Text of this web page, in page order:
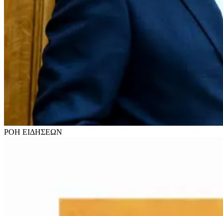
ΡΟΗ ΕΙΔΗΣΕΩΝ